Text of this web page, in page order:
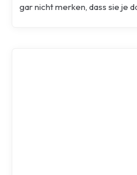
gar nicht merken, dass sie je